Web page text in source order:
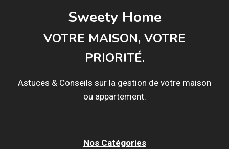
Sweety Home
VOTRE MAISON, VOTRE
PRIORITÉ.
Astuces & Conseils sur la gestion de votre maison
ou appartement.
Nos Catégories